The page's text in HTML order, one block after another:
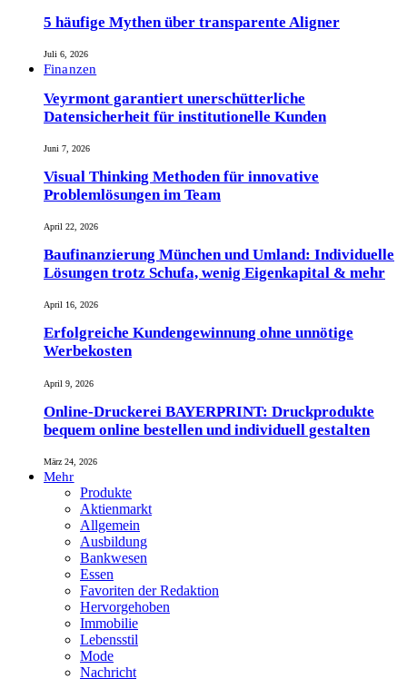
5 häufige Mythen über transparente Aligner
Juli 6, 2026
Finanzen
Veyrmont garantiert unerschütterliche
Datensicherheit für institutionelle Kunden
Juni 7, 2026
Visual Thinking Methoden für innovative
Problemlösungen im Team
April 22, 2026
Baufinanzierung München und Umland: Individuelle
Lösungen trotz Schufa, wenig Eigenkapital & mehr
April 16, 2026
Erfolgreiche Kundengewinnung ohne unnötige
Werbekosten
April 9, 2026
Online-Druckerei BAYERPRINT: Druckprodukte
bequem online bestellen und individuell gestalten
März 24, 2026
Mehr
Produkte
Aktienmarkt
Allgemein
Ausbildung
Bankwesen
Essen
Favoriten der Redaktion
Hervorgehoben
Immobilie
Lebensstil
Mode
Nachricht